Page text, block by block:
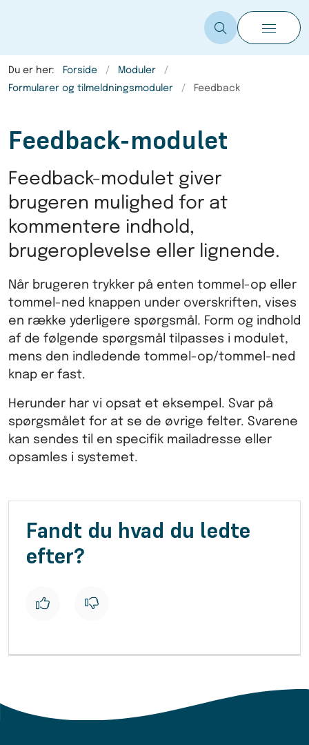
Du er her: Forside
Moduler
Formularer og tilmeldningsmoduler
Feedback
Feedback-modulet
Feedback-modulet giver
brugeren mulighed for at
kommentere indhold,
brugeroplevelse eller lignende.
Når brugeren trykker på enten tommel-op eller
tommel-ned knappen under overskriften, vises
en række yderligere spørgsmål. Form og indhold
af de følgende spørgsmål tilpasses i modulet,
mens den indledende tommel-op/tommel-ned
knap er fast.
Herunder har vi opsat et eksempel. Svar på
spørgsmålet for at se de øvrige felter. Svarene
kan sendes til en specifik mailadresse eller
opsamles i systemet.
Fandt du hvad du ledte
efter?